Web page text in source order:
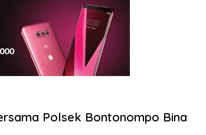
Polsek Bontonompo Bina